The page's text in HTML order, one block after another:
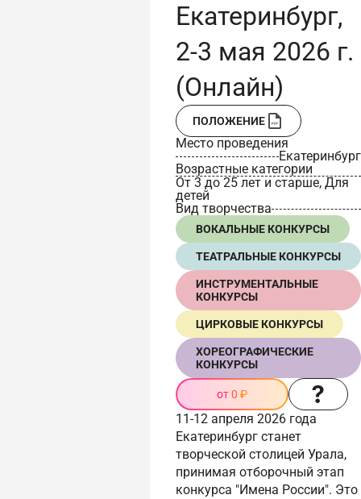
Екатеринбург,
2-3 мая 2026 г.
(Онлайн)
ПОЛОЖЕНИЕ
Место проведения
Екатеринбург
Возрастные категории
От 3 до 25 лет и старше, Для
детей
Вид творчества
ВОКАЛЬНЫЕ КОНКУРСЫ
ТЕАТРАЛЬНЫЕ КОНКУРСЫ
ИНСТРУМЕНТАЛЬНЫЕ
КОНКУРСЫ
ЦИРКОВЫЕ КОНКУРСЫ
ХОРЕОГРАФИЧЕСКИЕ
КОНКУРСЫ
от 0 ₽
11-12 апреля 2026 года
Екатеринбург станет
творческой столицей Урала,
принимая отборочный этап
конкурса "Имена России". Это